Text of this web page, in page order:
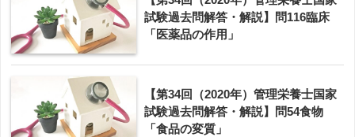
試験過去問解答・解説】問116臨床
「医薬品の作用」
【第34回（2020年）管理栄養士国家
試験過去問解答・解説】問54食物
「食品の変質」